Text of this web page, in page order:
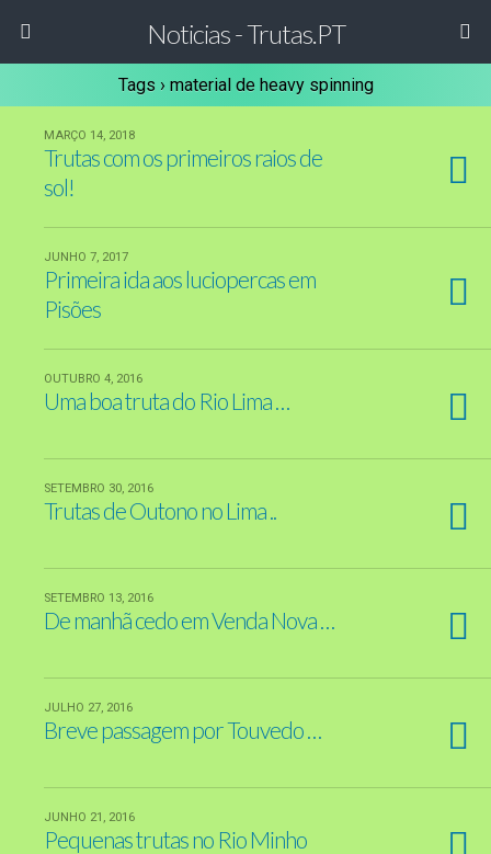
Noticias - Trutas.PT
Tags › material de heavy spinning
MARÇO 14, 2018
Trutas com os primeiros raios de
sol!
JUNHO 7, 2017
Primeira ida aos luciopercas em
Pisões
OUTUBRO 4, 2016
Uma boa truta do Rio Lima …
SETEMBRO 30, 2016
Trutas de Outono no Lima ..
SETEMBRO 13, 2016
De manhã cedo em Venda Nova …
JULHO 27, 2016
Breve passagem por Touvedo …
JUNHO 21, 2016
Pequenas trutas no Rio Minho